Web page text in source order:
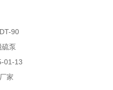
90
硫泵
01-13
家